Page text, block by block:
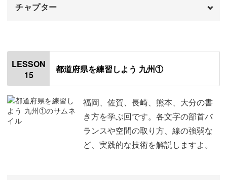
チャプター
「徳島」
「香川」
「愛媛」 09:47
15:35
LESSON
15
都道府県を練習しよう 九州①
福岡、佐賀、長崎、熊本、大分の書
き方を学ぶ回です。各文字の部首バ
ランスや空間の取り方、線の強弱な
ど、実践的な技術を解説しますよ。